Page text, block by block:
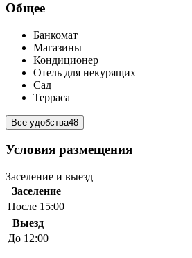
Общее
Банкомат
Магазины
Кондиционер
Отель для некурящих
Сад
Терраса
Все удобства48
Условия размещения
Заселение и выезд
Заселение
После 15:00
Выезд
До 12:00